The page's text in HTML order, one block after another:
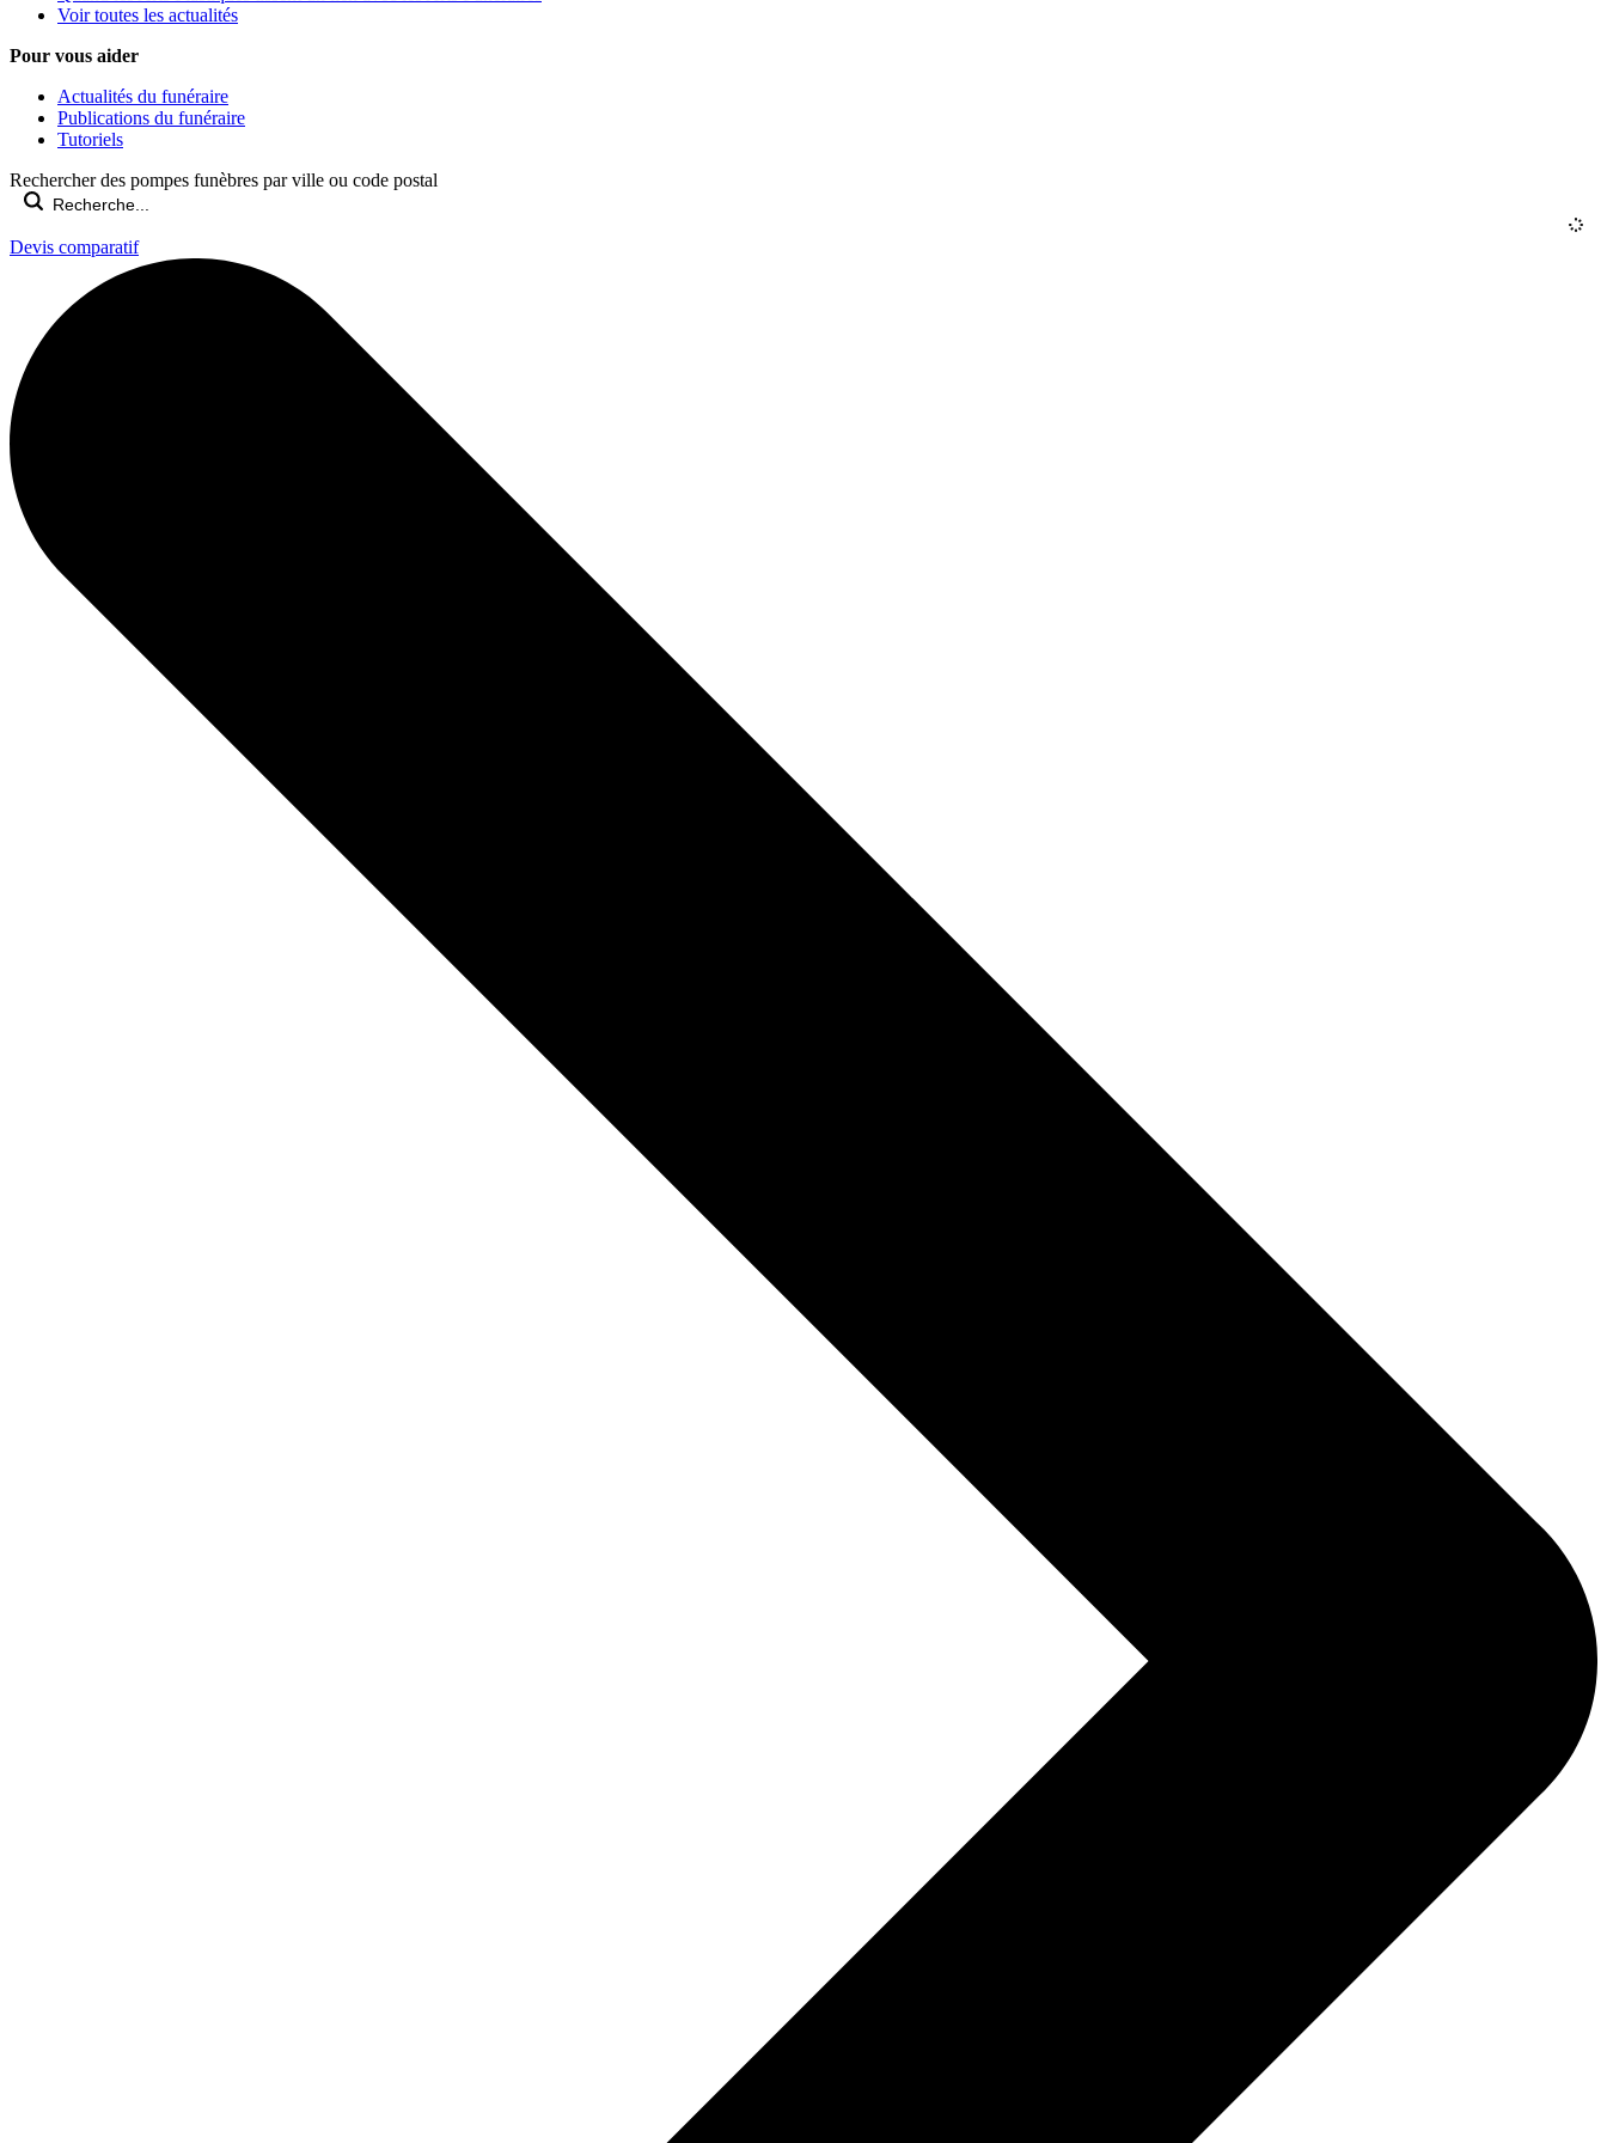
Voir toutes les actualités
Pour vous aider
Actualités du funéraire
Publications du funéraire
Tutoriels
Rechercher des pompes funèbres par ville ou code postal
Devis comparatif